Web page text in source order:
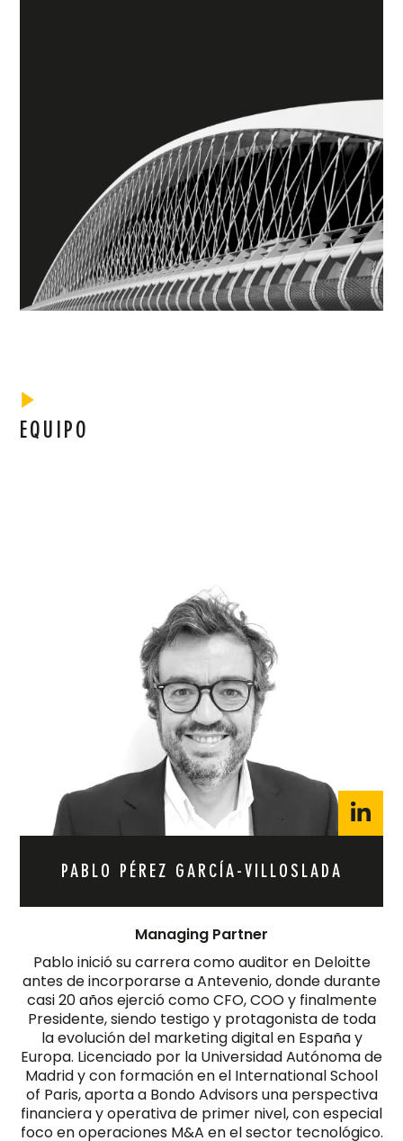
EQUIPO
PABLO PÉREZ GARCÍA-VILLOSLADA
Managing Partner
Pablo inició su carrera como auditor en Deloitte
antes de incorporarse a Antevenio, donde durante
casi 20 años ejerció como CFO, COO y finalmente
Presidente, siendo testigo y protagonista de toda
la evolución del marketing digital en España y
Europa. Licenciado por la Universidad Autónoma de
Madrid y con formación en el International School
of Paris, aporta a Bondo Advisors una perspectiva
financiera y operativa de primer nivel, con especial
foco en operaciones M&A en el sector tecnológico.